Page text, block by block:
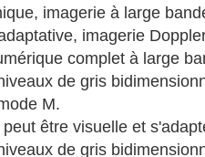
imagerie à large
imagerie
complet à large
de gris
M.
être visuelle et
de gris